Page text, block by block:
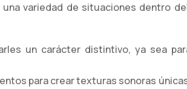
variedad de situaciones dentro
un carácter distintivo, ya sea
para crear texturas sonoras